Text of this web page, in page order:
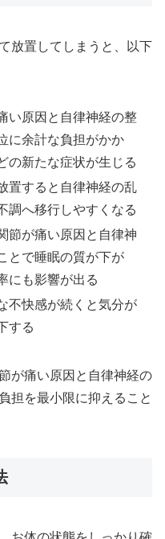
放置してしまうと、以下
い原因と自律神経の整
に余計な負担がかか
の新たな症状が生じる
置すると自律神経の乱
調へ移行しやすくなる
節が痛い原因と自律神
とで睡眠の質が下が
にも影響が出る
不快感が続くと気分が
する
が痛い原因と自律神経の
担を最小限に抑えること